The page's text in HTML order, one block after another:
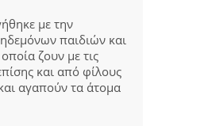
με την
παιδιών και
ζουν με τις
και από φίλους
αγαπούν τα άτομα